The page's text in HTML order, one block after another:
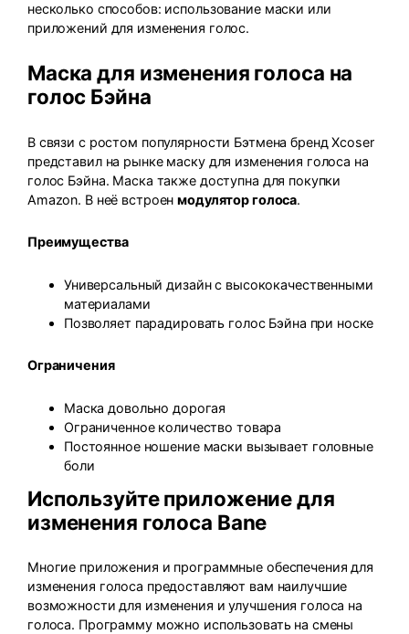
несколько способов: использование маски или
приложений для изменения голос.
Маска для изменения голоса на
голос Бэйна
В связи с ростом популярности Бэтмена бренд Xcoser
представил на рынке маску для изменения голоса на
голос Бэйна. Маска также доступна для покупки
Amazon. В неё встроенмодулятор голоса.
Преимущества
Универсальный дизайн с высококачественными
материалами
Позволяет парадировать голос Бэйна при носке
Ограничения
Маска довольно дорогая
Ограниченное количество товара
Постоянное ношение маски вызывает головные
боли
Используйте приложение для
изменения голоса Bane
Многие приложения и программные обеспечения для
изменения голоса предоставляют вам наилучшие
возможности для изменения и улучшения голоса на
голоса. Программу можно использовать на смены